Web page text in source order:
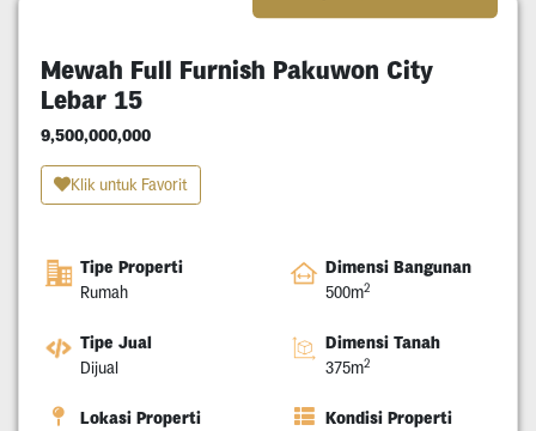
Mewah Full Furnish Pakuwon City
Lebar 15
9,500,000,000
Klik untuk Favorit
Tipe Properti
Rumah
Dimensi Bangunan
500m2
Tipe Jual
Dijual
Dimensi Tanah
375m2
Lokasi Properti Kondisi Properti